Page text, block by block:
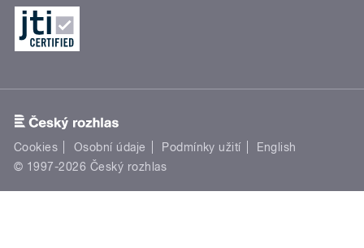
Cookies Osobní údaje Podmínky užití
English
© 1997-2026 Český rozhlas